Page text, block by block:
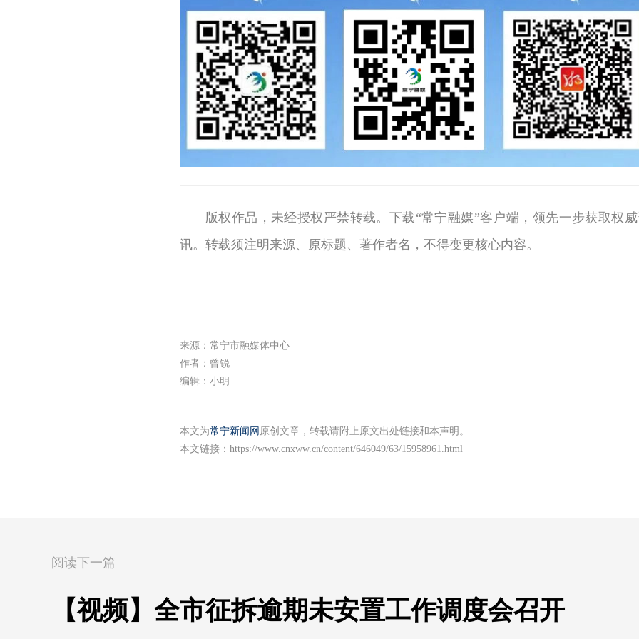
版权作品，未经授权严禁转载。下载“常宁融媒”客户端，领先一步获取权
讯。转载须注明来源、原标题、著作者名，不得变更核心内容。
来源：常宁市融媒体中心
作者：曾锐
编辑：小明
本文为常宁新闻网 原创文章，转载请附上原文出处链接和本声明。
本文链接： https://www.cnxww.cn/content/646049/63/15958961.html
阅读下一篇
【视频】全市征拆逾期未安置工作调度会召开